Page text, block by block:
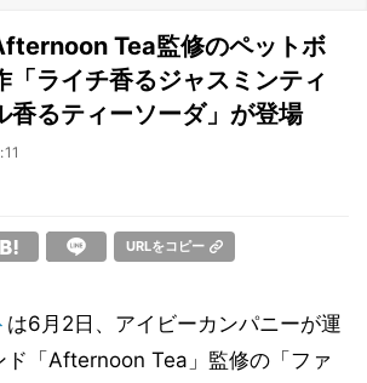
Tea監修のペットボ
「ライチ香るジャスミンティ
香るティーソーダ」が登場
URLをコピー
は6月2日、アイビーカンパニーが運
ド「Afternoon Tea」監修の「ファ